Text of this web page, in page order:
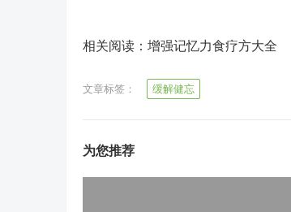
相关阅读：增强记忆力食疗方大全
文章标签： 缓解健忘
为您推荐